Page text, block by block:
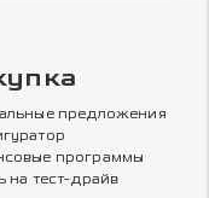
предложения
программы
на тест-драйв